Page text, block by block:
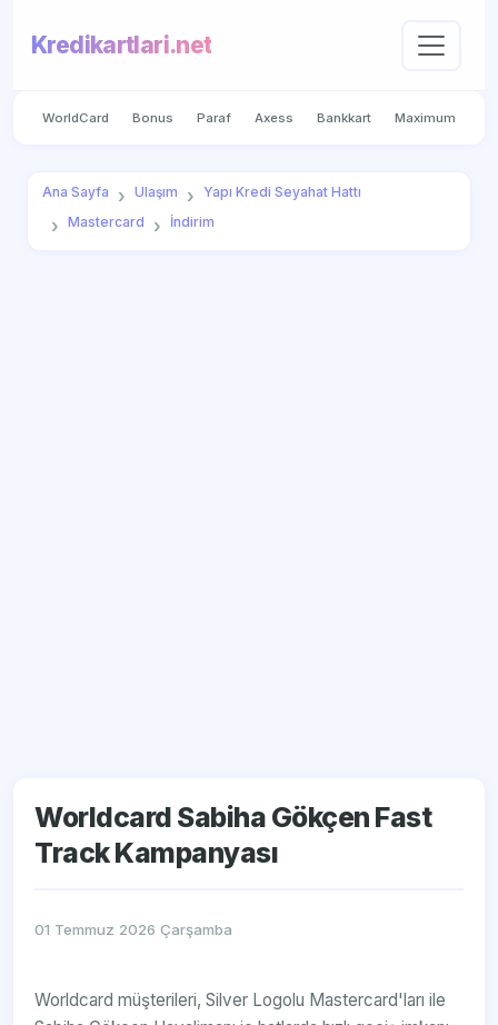
Kredikartlari.net
WorldCard Bonus Paraf Axess Bankkart Maximum
Ana Sayfa Ulaşım
Yapı Kredi Seyahat Hattı
Mastercard
İndirim
Worldcard Sabiha Gökçen Fast
Track Kampanyası
01 Temmuz 2026 Çarşamba
Worldcard müşterileri, Silver Logolu Mastercard'ları ile